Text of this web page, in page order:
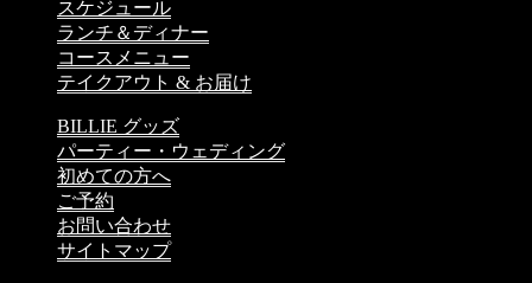
スケジュール
ランチ＆ディナー
コースメニュー
テイクアウト & お届け
BILLIE グッズ
パーティー・ウェディング
初めての方へ
ご予約
お問い合わせ
サイトマップ